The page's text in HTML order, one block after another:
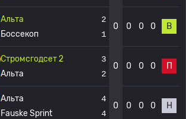
Альта
Боссекоп
2
1
0 0 0 0 В
Стромсгодсет 2
Альта
3
2
0 0 0 0 П
Альта
Fauske Sprint
4
4
0 0 0 0 Н